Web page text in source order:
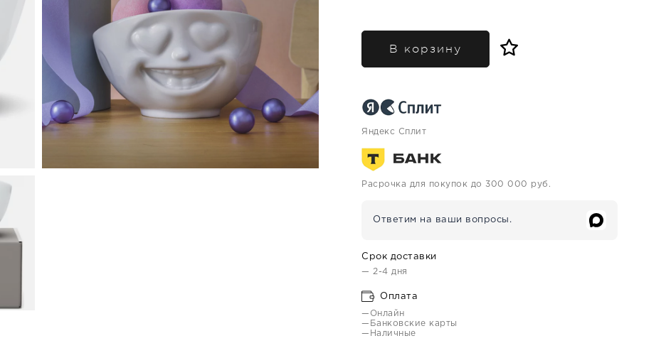
В корзину
Яндекс Сплит
Расрочка для покупок до 300 000 руб.
Ответим на ваши вопросы.
Срок доставки
— 2-4 дня
Оплата
—Онлайн
—Банковские карты
—Наличные